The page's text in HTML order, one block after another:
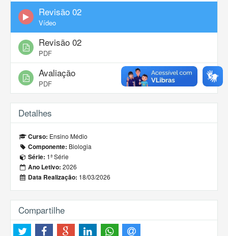
Revisão 02
Vídeo
Revisão 02
PDF
Avaliação
PDF
Detalhes
Curso: Ensino Médio
Componente: Biologia
Série: 1ª Série
Ano Letivo: 2026
Data Realização: 18/03/2026
Compartilhe